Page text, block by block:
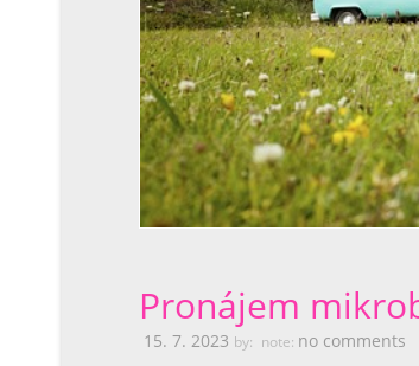
Pronájem
15. 7. 2023 by: note: no comments